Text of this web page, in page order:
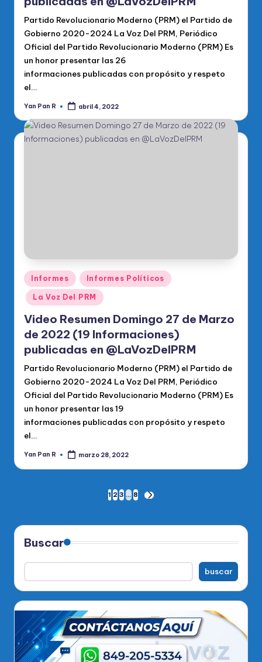
Partido Revolucionario Moderno (PRM) el Partido de
Gobierno 2020-2024 La Voz Del PRM, Periódico
Oficial del Partido Revolucionario Moderno (PRM) Es
un honor presentar las 26
informaciones publicadas con propósito y respeto
el…
Publicado
Yan Pan R abril 4, 2022
Publicado
en
Informes Informes Políticos
La Voz Del PRM
Video Resumen Domingo 27 de Marzo
de 2022 (19 Informaciones)
publicadas en @LaVozDelPRM
Partido Revolucionario Moderno (PRM) el Partido de
Gobierno 2020-2024 La Voz Del PRM, Periódico
Oficial del Partido Revolucionario Moderno (PRM) Es
un honor presentar las 19
informaciones publicadas con propósito y respeto
el…
Publicado
Yan Pan R marzo 28, 2022
Paginación
de
entradas
1 2 3 … 8
SIGUIENTE
Buscar
buscar